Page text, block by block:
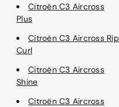
Citroën C3 Aircross
Plus
Citroën C3 Aircross Rip
Curl
Citroën C3 Aircross
Shine
Citroën C3 Aircross